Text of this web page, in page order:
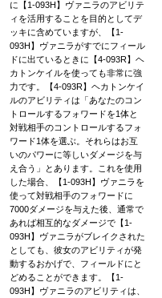
に【1-093H】ヴァニラのアビリテ
ィを活用することを目的としてデ
ッキに含めていますが、【1-
093H】ヴァニラがすでにフィール
ドに出ているときに【4-093R】ヘ
カトンケイルを使っても非常に強
力です。【4-093R】ヘカトンケイ
ルのアビリティは「あなたのコン
トロールするフォワードを1体と
対戦相手のコントロールするフォ
ワード1体を選ぶ。それらはお互
いのパワーに等しいダメージを与
え合う」とあります。これを使用
した場合、【1-093H】ヴァニラを
使って対戦相手のフォワードに
7000ダメージを与えた後、通常で
あれば相互的なダメージで【1-
093H】ヴァニラがブレイクされた
としても、彼女のアビリティが発
動するおかげで、フィールドにと
どめることができます。【1-
093H】ヴァニラのアビリティは、